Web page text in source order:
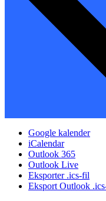
Google kalender
iCalendar
Outlook 365
Outlook Live
Eksporter .ics-fil
Eksport Outlook